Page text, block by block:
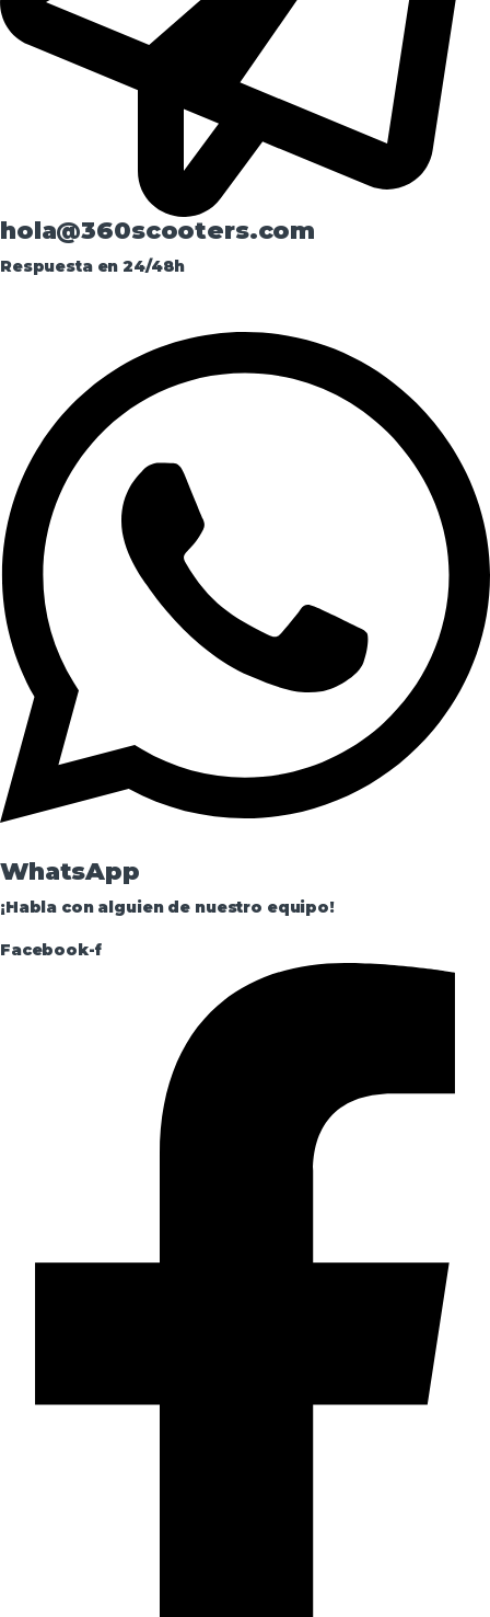
hola@360scooters.com
Respuesta en 24/48h
WhatsApp
¡Habla con alguien de nuestro equipo!
Facebook-f